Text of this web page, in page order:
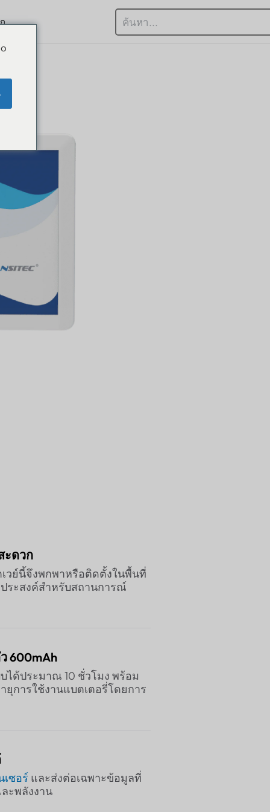
ะดวก
เวย์นี้จึงพกพาหรือติดตั้งในพื้นที่
ระสงค์สำหรับสถานการณ์
600mAh
ได้ประมาณ 10 ชั่วโมง พร้อม
ยุการใช้งานแบตเตอรี่โดยการ
เซอร์ และส่งต่อเฉพาะข้อมูลที่
ะพลังงาน